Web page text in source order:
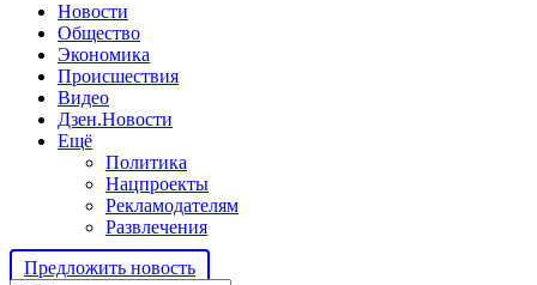
Новости
Общество
Экономика
Происшествия
Видео
Дзен.Новости
Ещё
Политика
Нацпроекты
Рекламодателям
Развлечения
Предложить новость